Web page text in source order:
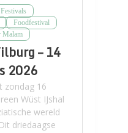
Foodfestival
Malam
– 14
2026
zondag 16
Wüst IJshal
wereld
driedaagse